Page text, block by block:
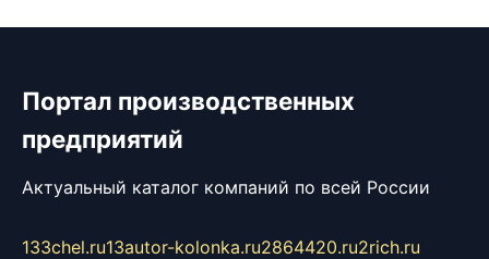
Портал производственных
предприятий
Актуальный каталог компаний по всей России
133chel.ru13autor-kolonka.ru2864420.ru2rich.ru